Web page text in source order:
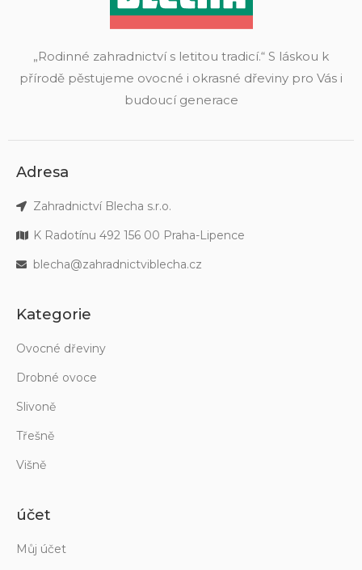
„Rodinné zahradnictví s letitou tradicí.“ S láskou k
přírodě pěstujeme ovocné i okrasné dřeviny pro Vás i
budoucí generace
Adresa
Zahradnictví Blecha s.r.o.
K Radotínu 492 156 00 Praha-Lipence
blecha@zahradnictviblecha.cz
Kategorie
Ovocné dřeviny
Drobné ovoce
Slivoně
Třešně
Višně
účet
Můj účet